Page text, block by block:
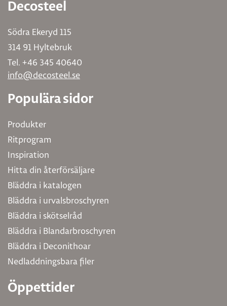
Decosteel
Södra Ekeryd 115
314 91 Hyltebruk
Tel. +46 345 40640
info@decosteel.se
Populära sidor
Produkter
Ritprogram
Inspiration
Hitta din återförsäljare
Bläddra i katalogen
Bläddra i urvalsbroschyren
Bläddra i skötselråd
Bläddra i Blandarbroschyren
Bläddra i Deconithoar
Nedladdningsbara filer
Öppettider